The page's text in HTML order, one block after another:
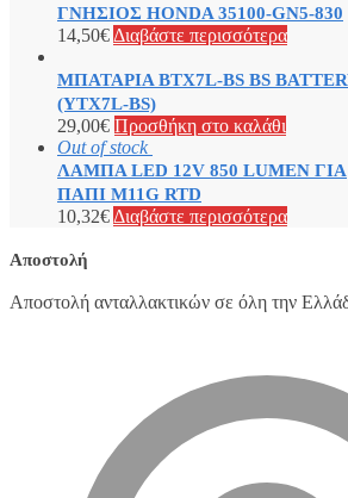
ΓΝΗΣΙΟΣ HONDA 35100-GN5-830
14,50€ Διαβάστε περισσότερα
ΜΠΑΤΑΡΙΑ BTX7L-BS BS
(YTX7L-BS)
29,00€ Προσθήκη στο καλάθι
Out of stock
ΛΑΜΠΑ LED 12V 850 LUMEN ΓΙΑ
ΠΑΠΙ M11G RTD
10,32€ Διαβάστε περισσότερα
Αποστολή
Αποστολή ανταλλακτικών σε όλη την